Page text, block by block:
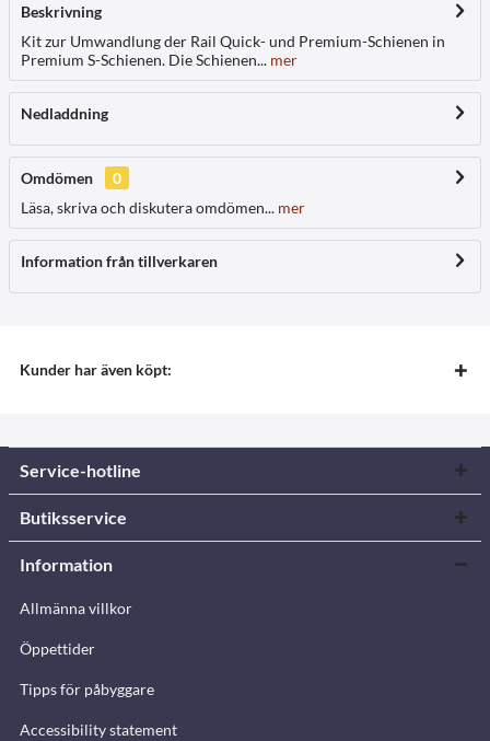
Beskrivning
Kit zur Umwandlung der Rail Quick- und Premium-Schienen in
Premium S-Schienen. Die Schienen... mer
Nedladdning
Omdömen
0
Läsa, skriva och diskutera omdömen... mer
Information från tillverkaren
Kunder har även köpt:
Service-hotline
Butiksservice
Information
Allmänna villkor
Öppettider
Tipps för påbyggare
Accessibility statement